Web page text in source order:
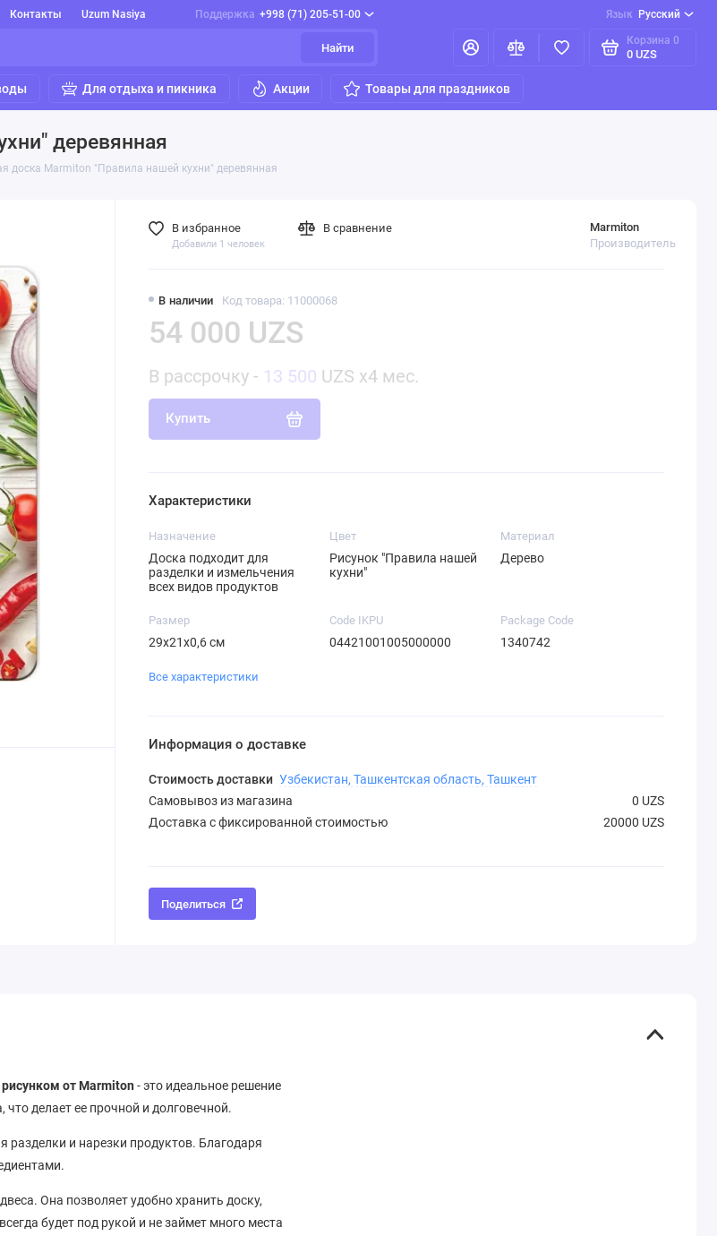
Контакты Uzum Nasiya Поддержка +998 (71) 205-51-00 Язык Русский
Найти
Корзина 0
0 UZS
Для отдыха и пикника Акции Товары для праздников
деревянная
доска Marmiton "Правила нашей кухни" деревянная
В наличии Код товара: 11000068
Marmiton
Производитель
54 000 UZS
В рассрочку - 13 500 UZS x4 мес.
Купить
В избранное
Добавили 1 человек
В сравнение
Характеристики
Назначение
Доска подходит для
разделки и измельчения
всех видов продуктов
Цвет
Рисунок "Правила нашей
кухни"
Материал
Дерево
Размер
29х21х0,6 см
Code IKPU
04421001005000000
Package Code
1340742
Все характеристики
Информация о доставке
Стоимость доставки Узбекистан, Ташкентская область, Ташкент
Самовывоз из магазина
0 UZS
Доставка с фиксированной стоимостью
20000 UZS
Поделиться
от Marmiton - это идеальное решение
делает ее прочной и долговечной.
разделки и нарезки продуктов. Благодаря
Она позволяет удобно хранить доску,
будет под рукой и не займет много места